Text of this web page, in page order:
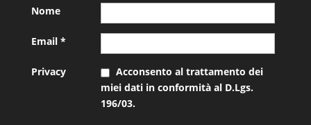
Nome
Email *
Privacy
Acconsento al trattamento dei
miei dati in conformità al D.Lgs.
196/03.